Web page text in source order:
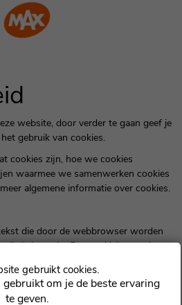
website, door verder te gaan geef je
gebruik van cookies.
cookies zijn, hoe we cookies
waarmee we samenwerken cookies
algemene informatie over cookies.
die door de webbrowser worden
die je bezoekt. Een cookiebestand
herkennen en jouw volgende bezoek
nuttiger te maken .
om je de beste ervaring
te geven.